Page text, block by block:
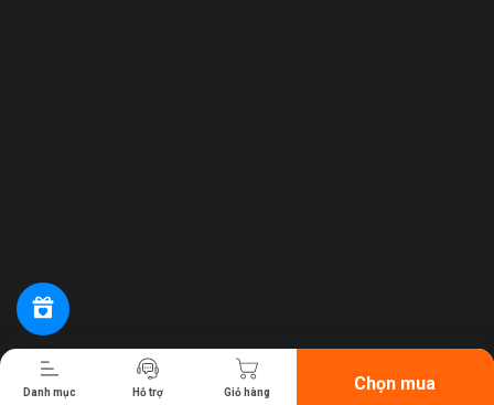
Danh mục Hỗ trợ Giỏ hàng Chọn mua
Tiến hành thanh toán